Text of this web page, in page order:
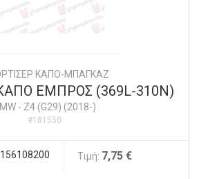
ΚΑΠΟ-ΜΠΑΓΚΑΖ
ΕΜΠΡΟΣ (369L-310N)
- Z4 (G29) (2018-)
#181550
156108200 Τιμή: 7,75 €